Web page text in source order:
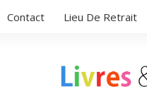
Contact Lieu De Retrait